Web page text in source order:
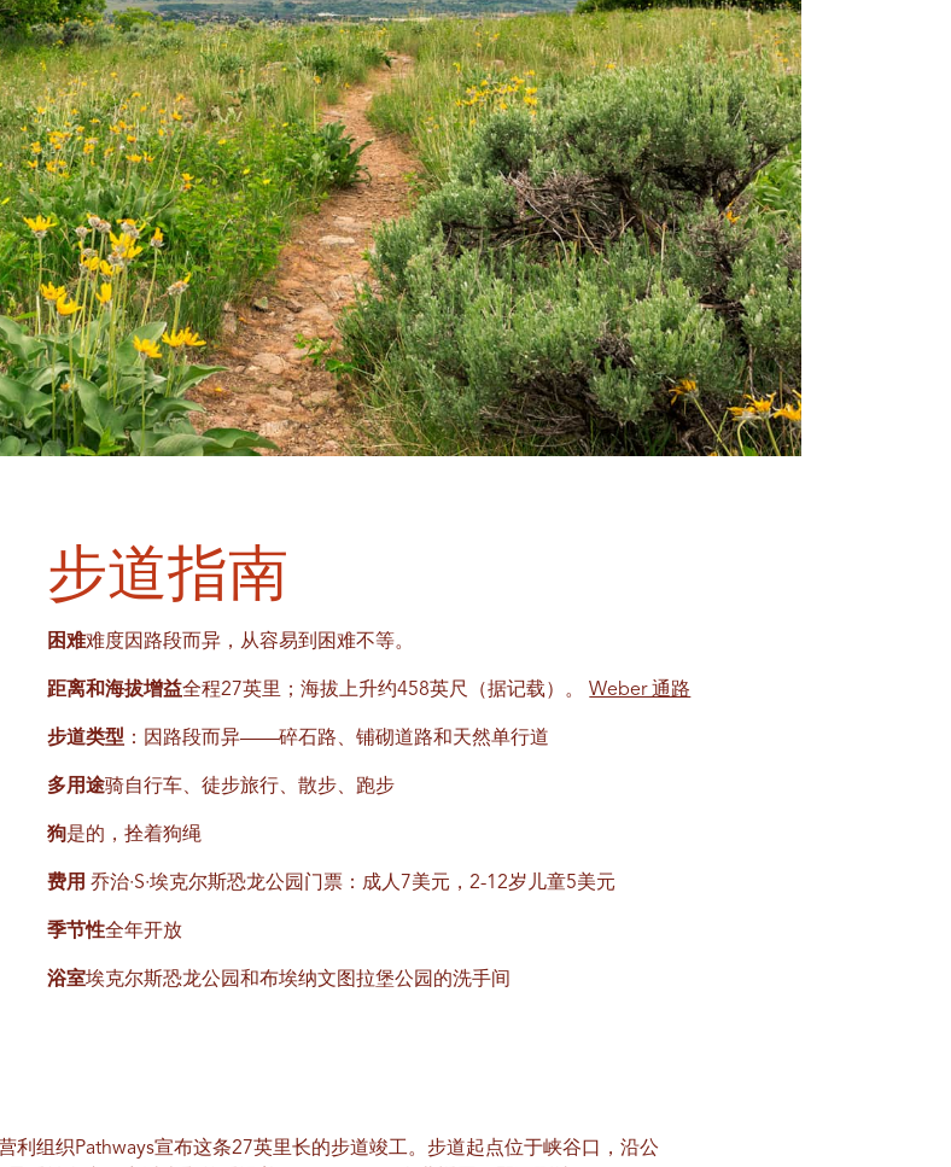
步道指南
困难难度因路段而异，从容易到困难不等。
距离和海拔增益全程27英里；海拔上升约458英尺（据记载）。Weber 通路
步道类型 ：因路段而异——碎石路、铺砌道路和天然单行道
多用途骑自行车、徒步旅行、散步、跑步
狗是的，拴着狗绳
费用 乔治·S·埃克尔斯恐龙公园门票：成人7美元，2-12岁儿童5美元
季节性全年开放
浴室埃克尔斯恐龙公园和布埃纳文图拉堡公园的洗手间
利组织Pathways宣布这条27英里长的步道竣工。步道起点位于峡谷口，沿公